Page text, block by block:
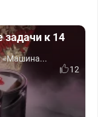
задачи к 14
«Машина...
12